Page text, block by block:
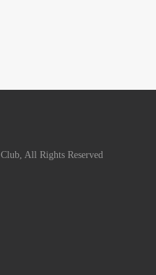
All Rights Reserved